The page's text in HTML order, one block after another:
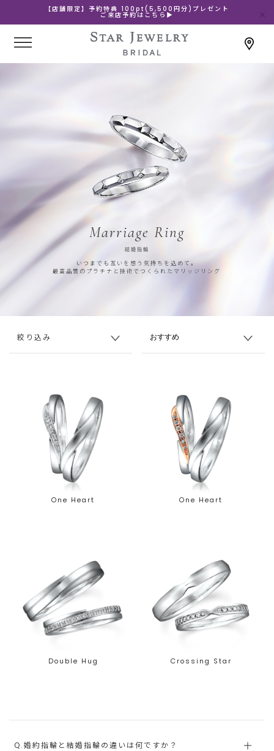
【店舗限定】予約特典 100pt(5,500円分)プレゼント
ご来店予約はこちら▶
Marriage Ring
結婚指輪
いつまでも互いを想う気持ちを込めて。
最高品質のプラチナと技術でつくられたマリッジリング
絞り込み
One Heart One Heart
Double Hug Crossing Star
Q.婚約指輪と結婚指輪の違いは何ですか？